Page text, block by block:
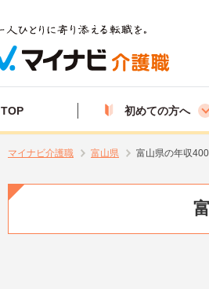
TOP 初めての方へ
マイナビ介護職 富山県 富山県の年収